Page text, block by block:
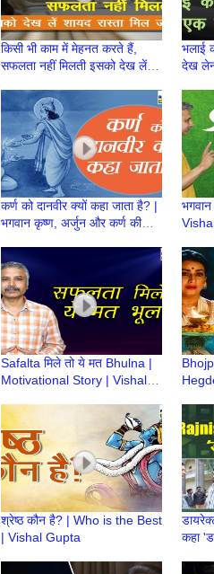
किसी भी काम में मेहनत करते हैं,
सफलता नहीं मिलती इसको देख लें
Gupta
भलाई
देख
कर्ण को दानवीर क्यों कहा जाता है? |
भगवान कृष्ण, अर्जुन और कर्ण की
Safalta मिले तो ये मत Bhulna |
Motivational Story | Vishal
श्रेष्ठ कौन है? | Who is the Best
| Vishal Gupta
कहा